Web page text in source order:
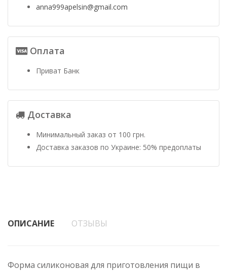
anna999apelsin@gmail.com
Оплата
Приват Банк
Доставка
Минимальный заказ от 100 грн.
Доставка заказов по Украине: 50% предоплаты
ОПИСАНИЕ ОТЗЫВЫ
Форма силиконовая для приготовления пищи в